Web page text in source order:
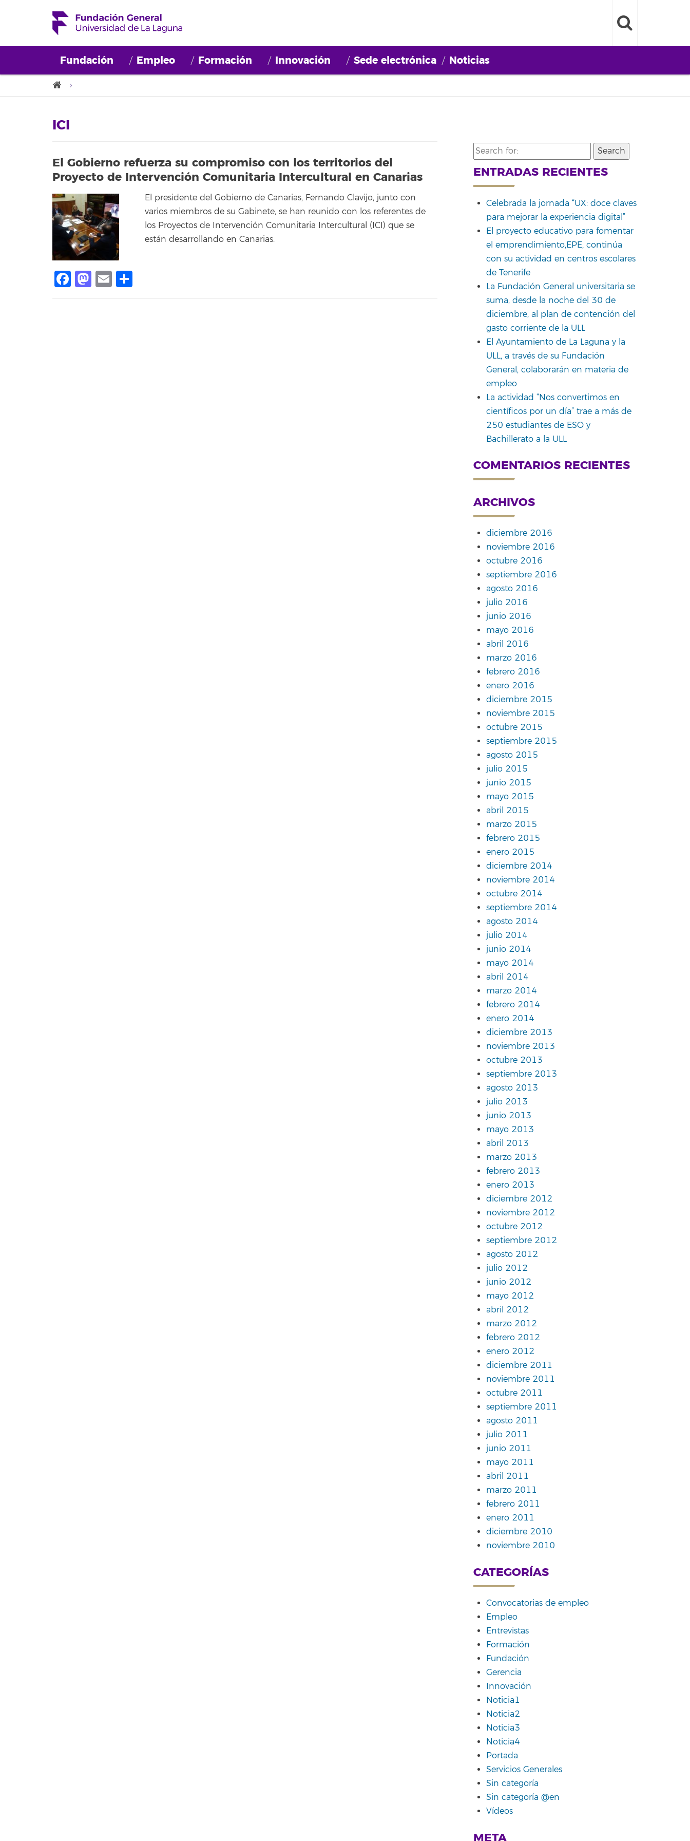
Fundación Empleo Formación Innovación Sede electrónica Noticias
ICI
El Gobierno refuerza su compromiso con los territorios del
Proyecto de Intervención Comunitaria Intercultural en Canarias
El presidente del Gobierno de Canarias, Fernando Clavijo, junto con
varios miembros de su Gabinete, se han reunido con los referentes de
los Proyectos de Intervención Comunitaria Intercultural (ICI) que se
están desarrollando en Canarias.
Facebook
Mastodon
Email
Search
for:
ENTRADAS RECIENTES
Celebrada la jornada “UX: doce claves
para mejorar la experiencia digital”
El proyecto educativo para fomentar
el emprendimiento,EPE, continúa
con su actividad en centros escolares
de Tenerife
La Fundación General universitaria se
suma, desde la noche del 30 de
diciembre, al plan de contención del
gasto corriente de la ULL
El Ayuntamiento de La Laguna y la
ULL, a través de su Fundación
General, colaborarán en materia de
empleo
La actividad “Nos convertimos en
científicos por un día” trae a más de
250 estudiantes de ESO y
Bachillerato a la ULL
COMENTARIOS RECIENTES
ARCHIVOS
diciembre 2016
noviembre 2016
octubre 2016
septiembre 2016
agosto 2016
julio 2016
junio 2016
mayo 2016
abril 2016
marzo 2016
febrero 2016
enero 2016
diciembre 2015
noviembre 2015
octubre 2015
septiembre 2015
agosto 2015
julio 2015
junio 2015
mayo 2015
abril 2015
marzo 2015
febrero 2015
enero 2015
diciembre 2014
noviembre 2014
octubre 2014
septiembre 2014
agosto 2014
julio 2014
junio 2014
mayo 2014
abril 2014
marzo 2014
febrero 2014
enero 2014
diciembre 2013
noviembre 2013
octubre 2013
septiembre 2013
agosto 2013
julio 2013
junio 2013
mayo 2013
abril 2013
marzo 2013
febrero 2013
enero 2013
diciembre 2012
noviembre 2012
octubre 2012
septiembre 2012
agosto 2012
julio 2012
junio 2012
mayo 2012
abril 2012
marzo 2012
febrero 2012
enero 2012
diciembre 2011
noviembre 2011
octubre 2011
septiembre 2011
agosto 2011
julio 2011
junio 2011
mayo 2011
abril 2011
marzo 2011
febrero 2011
enero 2011
diciembre 2010
noviembre 2010
CATEGORÍAS
Convocatorias de empleo
Empleo
Entrevistas
Formación
Fundación
Gerencia
Innovación
Noticia1
Noticia2
Noticia3
Noticia4
Portada
Servicios Generales
Sin categoría
Sin categoría @en
Vídeos
META